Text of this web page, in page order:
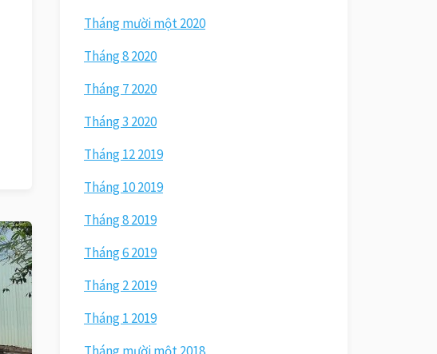
Tháng mười một 2020
Tháng 8 2020
Tháng 7 2020
Tháng 3 2020
Tháng 12 2019
Tháng 10 2019
Tháng 8 2019
Tháng 6 2019
Tháng 2 2019
Tháng 1 2019